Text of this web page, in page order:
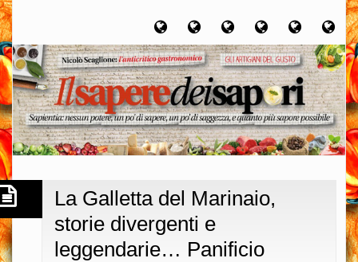
Home Chi
sono
Artigiani
del
gusto
Viaggi
del
gusto
Filosofia
del
gusto
La Galletta del Marinaio,
storie divergenti e
leggendarie… Panificio